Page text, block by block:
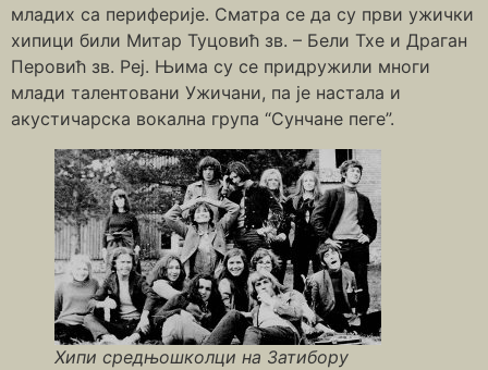
младих са периферије. Сматра се да су први ужички
хипици били Митар Туцовић зв. – Бели Тхе и Драган
Перовић зв. Реј. Њима су се придружили многи
млади талентовани Ужичани, па је настала и
акустичарска вокална група “Сунчане пеге”.
Хипи средњошколци на Затибору